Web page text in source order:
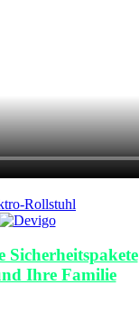
Rollstuhl
Sicherheitspakete
Ihre Familie